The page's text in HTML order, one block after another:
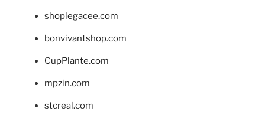
shoplegacee.com
bonvivantshop.com
CupPlante.com
mpzin.com
stcreal.com